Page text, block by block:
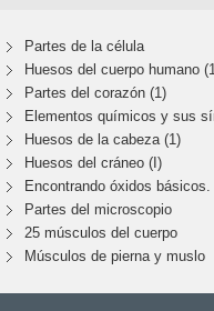
Partes de la célula
Huesos del cuerpo humano
Partes del corazón (1)
Elementos químicos y sus
Huesos de la cabeza (1)
Huesos del cráneo (I)
Encontrando óxidos básicos.
Partes del microscopio
25 músculos del cuerpo
Músculos de pierna y muslo